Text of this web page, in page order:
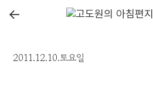
←
2011.12.10.토요일